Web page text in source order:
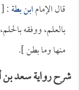
قال الإمامابن بطة: [
بالعلم، ووفقه
منها وما بطن ].
شرح رواية سعد بن